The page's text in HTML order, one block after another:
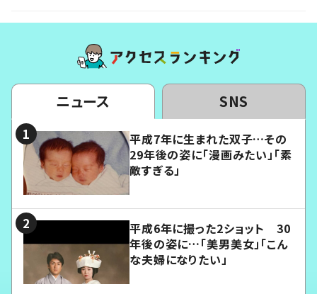
ニュース SNS
平成7年に生まれた双子…その
29年後の姿に「漫画みたい」「素
敵すぎる」
平成6年に撮った2ショット 30
年後の姿に…「美男美女」「こん
な夫婦になりたい」